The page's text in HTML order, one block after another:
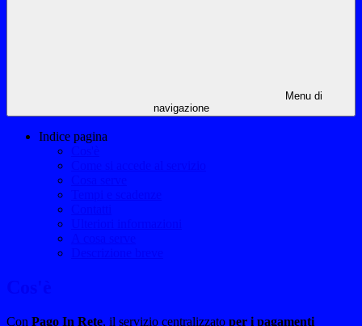
Menu di
navigazione
Indice pagina
Con Pago In Rete, il servizio centralizzato per i pagamenti